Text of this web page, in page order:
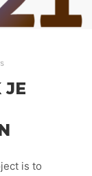
JE
is to